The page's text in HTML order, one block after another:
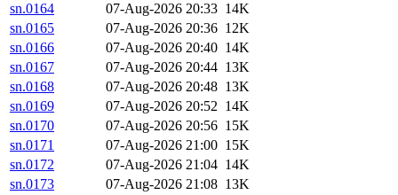
sn.0164
07-Aug-2026 20:33 14K
sn.0165
07-Aug-2026 20:36 12K
sn.0166
07-Aug-2026 20:40 14K
sn.0167
07-Aug-2026 20:44 13K
sn.0168
07-Aug-2026 20:48 13K
sn.0169
07-Aug-2026 20:52 14K
sn.0170
07-Aug-2026 20:56 15K
sn.0171
07-Aug-2026 21:00 15K
sn.0172
07-Aug-2026 21:04 14K
sn.0173
07-Aug-2026 21:08 13K